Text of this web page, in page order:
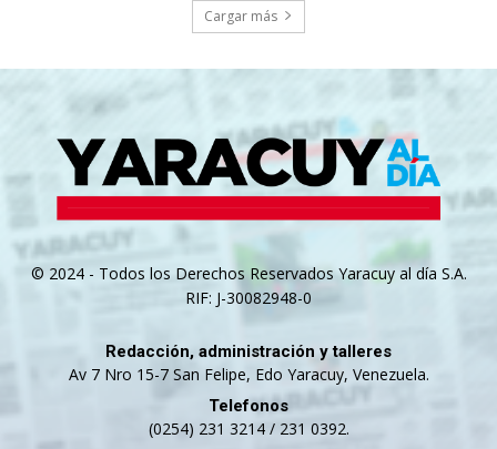
Cargar más
© 2024 - Todos los Derechos Reservados Yaracuy al día S.A.
RIF: J-30082948-0
Redacción, administración y talleres
Av 7 Nro 15-7 San Felipe, Edo Yaracuy, Venezuela.
Telefonos
(0254) 231 3214 / 231 0392.